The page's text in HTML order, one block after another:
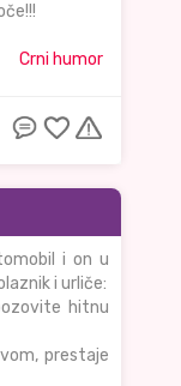
Crni humor
i on u
i urliče:
hitnu
prestaje